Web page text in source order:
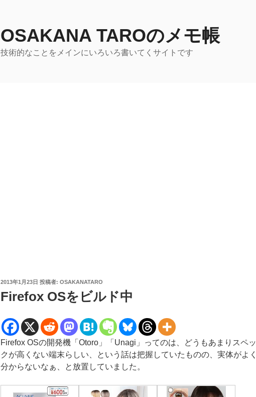
OSAKANA TAROのメモ帳
技術的なことをメインにいろいろ書いてくサイトです
投
日:
2013年1月23日 投稿者: OSAKANATARO
Firefox OSをビルド中
Firefox OSの開発機「Otoro」「Unagi」ってのは、どうもあまりスペッ
クが高くない端末らしい、という話は把握していたものの、実体がよく
分からないなぁ、と放置していました。